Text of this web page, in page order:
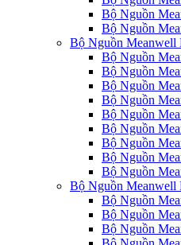
Bộ Nguồn
Bộ Nguồn
Bộ Nguồn Meanwell
Bộ Nguồn
Bộ Nguồn
Bộ Nguồn
Bộ Nguồn
Bộ Nguồn
Bộ Nguồn
Bộ Nguồn
Bộ Nguồn
Bộ Nguồn
Bộ Nguồn Meanwell
Bộ Nguồn
Bộ Nguồn
Bộ Nguồn